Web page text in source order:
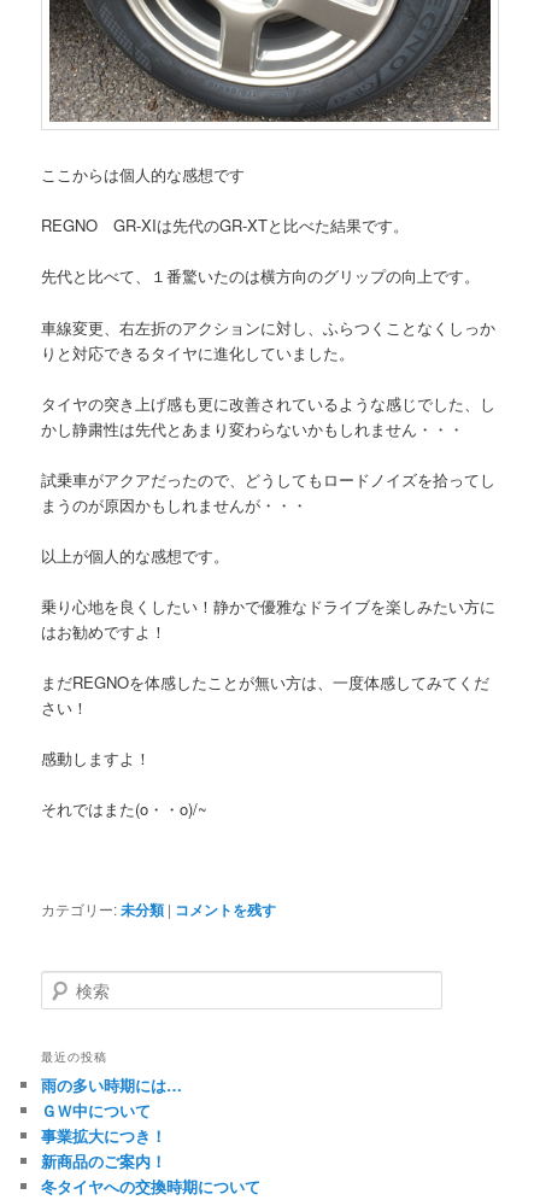
ここからは個人的な感想です
REGNO GR-XIは先代のGR-XTと比べた結果です。
先代と比べて、１番驚いたのは横方向のグリップの向上です。
車線変更、右左折のアクションに対し、ふらつくことなくしっか
りと対応できるタイヤに進化していました。
タイヤの突き上げ感も更に改善されているような感じでした、し
かし静粛性は先代とあまり変わらないかもしれません・・・
試乗車がアクアだったので、どうしてもロードノイズを拾ってし
まうのが原因かもしれませんが・・・
以上が個人的な感想です。
乗り心地を良くしたい！静かで優雅なドライブを楽しみたい方に
はお勧めですよ！
まだREGNOを体感したことが無い方は、一度体感してみてくだ
さい！
感動しますよ！
それではまた(o・・o)/~
カテゴリー:未分類 | コメントを残す
検
索
最近の投稿
雨の多い時期には…
ＧＷ中について
事業拡大につき！
新商品のご案内！
冬タイヤへの交換時期について